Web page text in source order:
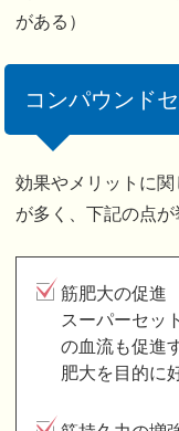
がある）
コンパウンド
効果やメリットに
が多く、下記の点が
筋肥大の促進
スーパーセッ
の血流も促進
肥大を目的に